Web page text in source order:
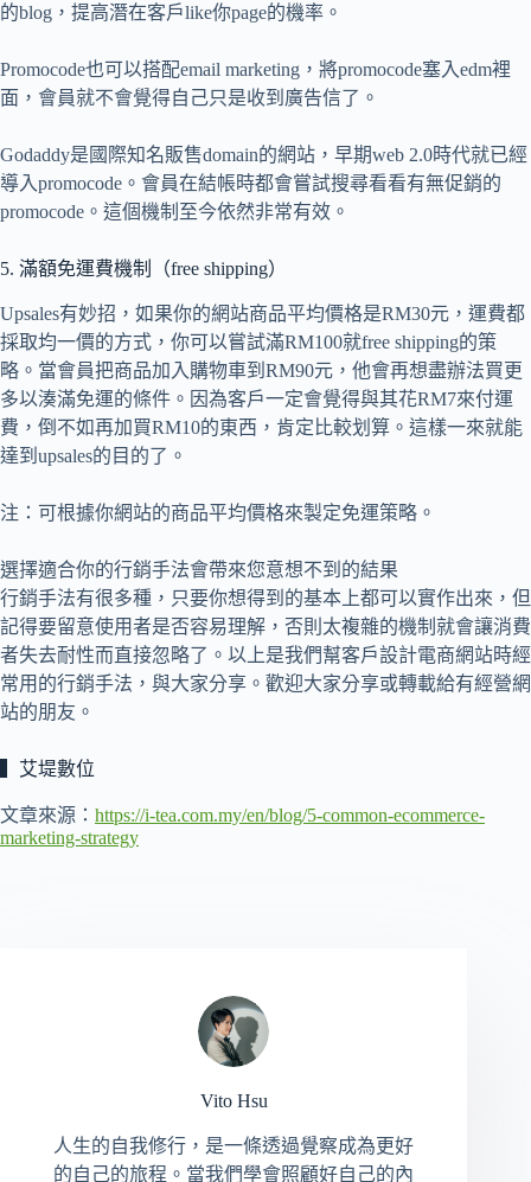
的blog，提高潛在客戶like你page的機率。
Promocode也可以搭配email marketing，將promocode塞入edm裡
面，會員就不會覺得自己只是收到廣告信了。
Godaddy是國際知名販售domain的網站，早期web 2.0時代就已經
導入promocode。會員在結帳時都會嘗試搜尋看看有無促銷的
promocode。這個機制至今依然非常有效。
5. 滿額免運費機制（free shipping）
Upsales有妙招，如果你的網站商品平均價格是RM30元，運費都
採取均一價的方式，你可以嘗試滿RM100就free shipping的策
略。當會員把商品加入購物車到RM90元，他會再想盡辦法買更
多以湊滿免運的條件。因為客戶一定會覺得與其花RM7來付運
費，倒不如再加買RM10的東西，肯定比較划算。這樣一來就能
達到upsales的目的了。
注：可根據你網站的商品平均價格來製定免運策略。
選擇適合你的行銷手法會帶來您意想不到的結果
行銷手法有很多種，只要你想得到的基本上都可以實作出來，但
記得要留意使用者是否容易理解，否則太複雜的機制就會讓消費
者失去耐性而直接忽略了。以上是我們幫客戶設計電商網站時經
常用的行銷手法，與大家分享。歡迎大家分享或轉載給有經營網
站的朋友。
▍艾堤數位
文章來源： https://i-tea.com.my/en/blog/5-common-ecommerce-
marketing-strategy
Vito Hsu
人生的自我修行，是一條透過覺察成為更好
的自己的旅程。當我們學會照顧好自己的內